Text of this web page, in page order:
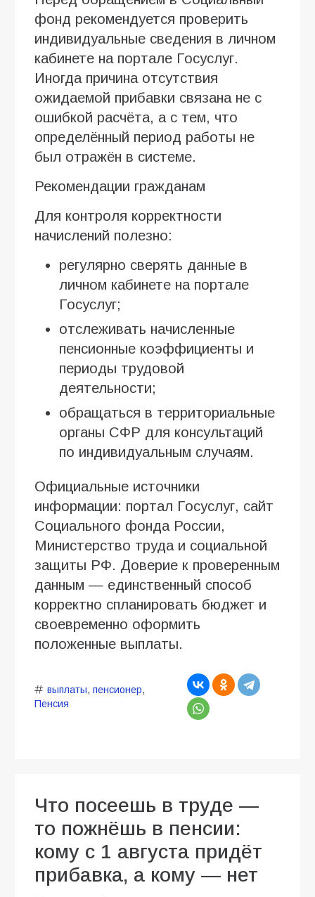
фонд рекомендуется проверить
индивидуальные сведения в личном
кабинете на портале Госуслуг.
Иногда причина отсутствия
ожидаемой прибавки связана не с
ошибкой расчёта, а с тем, что
определённый период работы не
был отражён в системе.
Рекомендации гражданам
Для контроля корректности
начислений полезно:
регулярно сверять данные в
личном кабинете на портале
Госуслуг;
отслеживать начисленные
пенсионные коэффициенты и
периоды трудовой
деятельности;
обращаться в территориальные
органы СФР для консультаций
по индивидуальным случаям.
Официальные источники
информации: портал Госуслуг, сайт
Социального фонда России,
Министерство труда и социальной
защиты РФ. Доверие к проверенным
данным — единственный способ
корректно спланировать бюджет и
своевременно оформить
положенные выплаты.
выплаты, пенсионер,
Пенсия
Что посеешь в труде —
то пожнёшь в пенсии:
кому с 1 августа придёт
прибавка, а кому — нет